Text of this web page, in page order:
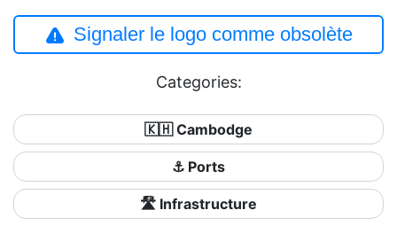
Signaler le logo comme obsolète
Categories:
🇰🇭 Cambodge
⚓ Ports
🛣️ Infrastructure